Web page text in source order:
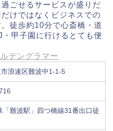
ごせるサービスが盛りだ
けではなくビジネスでの
徒歩約10分で心斎橋・道
甲子園に行けるとても便
デングラマー
浪速区難波中1-1-5
「難波駅」四つ橋線31番出口徒